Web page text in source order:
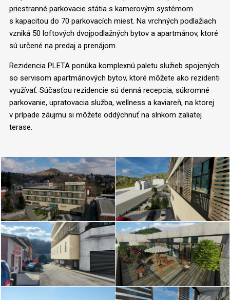
priestranné parkovacie státia s kamerovým systémom
s kapacitou do 70 parkovacích miest. Na vrchných podlažiach
vzniká 50 loftových dvojpodlažných bytov a apartmánov, ktoré
sú určené na predaj a prenájom.
Rezidencia PLETA ponúka komplexnú paletu služieb spojených
so servisom apartmánových bytov, ktoré môžete ako rezidenti
využívať. Súčasťou rezidencie sú denná recepcia, súkromné
parkovanie, upratovacia služba, wellness a kaviareň, na ktorej
v prípade záujmu si môžete oddýchnuť na slnkom zaliatej
terase.